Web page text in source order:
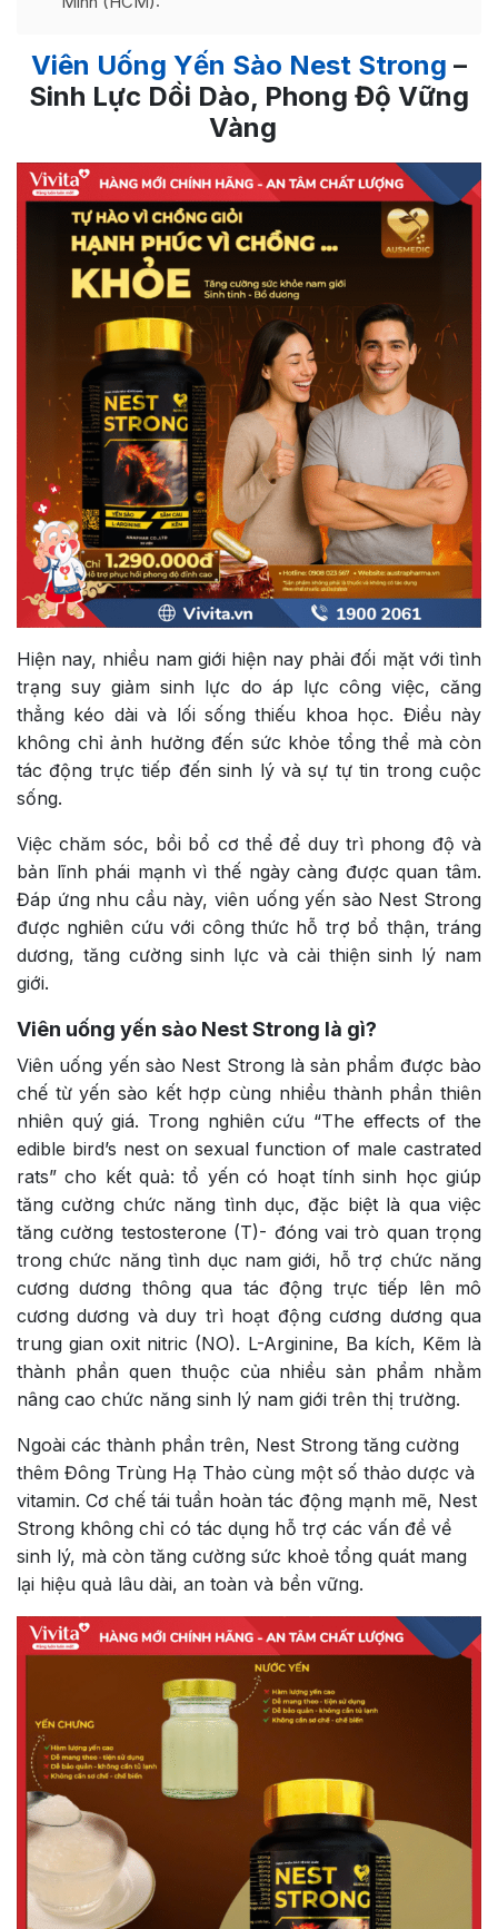
Viên Uống Yến Sào Nest Strong –
Sinh Lực Dồi Dào, Phong Độ Vững
Vàng
Hiện nay, nhiều nam giới hiện nay phải đối mặt với tình
trạng suy giảm sinh lực do áp lực công việc, căng
thẳng kéo dài và lối sống thiếu khoa học. Điều này
không chỉ ảnh hưởng đến sức khỏe tổng thể mà còn
tác động trực tiếp đến sinh lý và sự tự tin trong cuộc
sống.
Việc chăm sóc, bồi bổ cơ thể để duy trì phong độ và
bản lĩnh phái mạnh vì thế ngày càng được quan tâm.
Đáp ứng nhu cầu này, viên uống yến sào Nest Strong
được nghiên cứu với công thức hỗ trợ bổ thận, tráng
dương, tăng cường sinh lực và cải thiện sinh lý nam
giới.
Viên uống yến sào Nest Strong là gì?
Viên uống yến sào Nest Strong là sản phẩm được bào
chế từ yến sào kết hợp cùng nhiều thành phần thiên
nhiên quý giá. Trong nghiên cứu “The effects of the
edible bird’s nest on sexual function of male castrated
rats” cho kết quả: tổ yến có hoạt tính sinh học giúp
tăng cường chức năng tình dục, đặc biệt là qua việc
tăng cường testosterone (T)- đóng vai trò quan trọng
trong chức năng tình dục nam giới, hỗ trợ chức năng
cương dương thông qua tác động trực tiếp lên mô
cương dương và duy trì hoạt động cương dương qua
trung gian oxit nitric (NO). L-Arginine, Ba kích, Kẽm là
thành phần quen thuộc của nhiều sản phẩm nhằm
nâng cao chức năng sinh lý nam giới trên thị trường.
Ngoài các thành phần trên, Nest Strong tăng cường
thêm Đông Trùng Hạ Thảo cùng một số thảo dược và
vitamin. Cơ chế tái tuần hoàn tác động mạnh mẽ, Nest
Strong không chỉ có tác dụng hỗ trợ các vấn đề về
sinh lý, mà còn tăng cường sức khoẻ tổng quát mang
lại hiệu quả lâu dài, an toàn và bền vững.